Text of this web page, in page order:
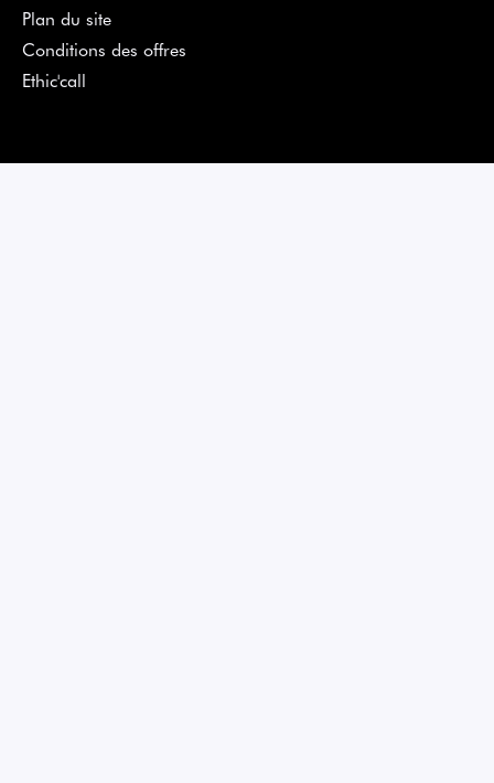
Plan du site
Conditions des offres
Ethic'call